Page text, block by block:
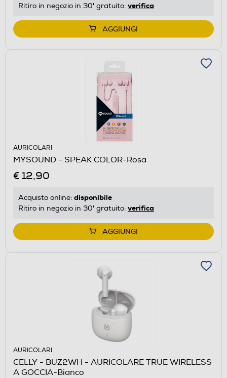
Ritiro in negozio in 30' gratuito: verifica
AGGIUNGI
AURICOLARI
MYSOUND - SPEAK COLOR-Rosa
€ 12,90
Acquisto online: disponibile
Ritiro in negozio in 30' gratuito: verifica
AGGIUNGI
AURICOLARI
CELLY - BUZ2WH - AURICOLARE TRUE WIRELESS
A GOCCIA-Bianco